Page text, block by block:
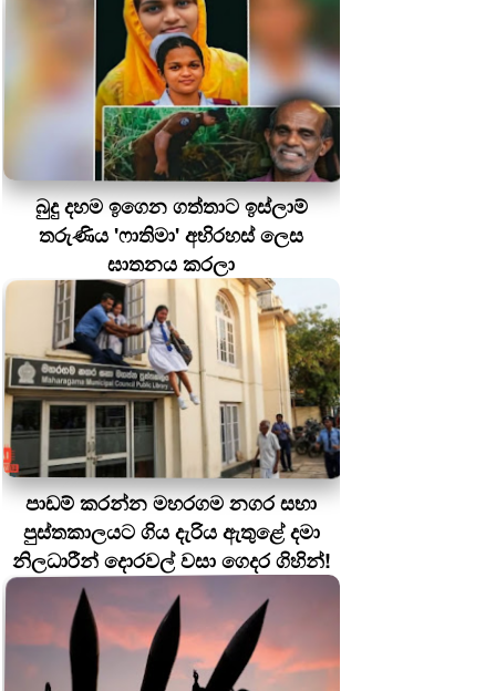
බුදු දහම ඉගෙන ගත්තාට ඉස්ලාම්
තරුණිය 'ෆාතිමා' අභිරහස් ලෙස
ඝාතනය කරලා
පාඩම් කරන්න මහරගම නගර සභා
පුස්තකාලයට ගිය දැරිය ඇතුළේ දමා
නිලධාරීන් දොරවල් වසා ගෙදර ගිහින්!